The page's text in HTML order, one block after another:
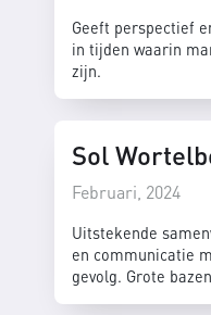
Geeft perspectief
in tijden waarin
zijn.
Sol
Februari, 2024
Uitstekende
en communicatie
gevolg. Grote